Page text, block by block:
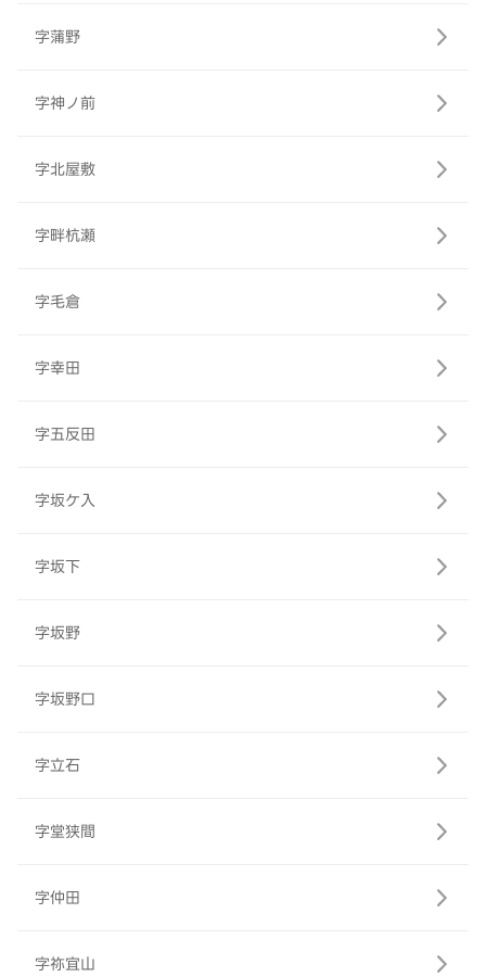
字蒲野
字神ノ前
字北屋敷
字畔杭瀬
字毛倉
字幸田
字五反田
字坂ケ入
字坂下
字坂野
字坂野口
字立石
字堂狭間
字仲田
字祢宜山